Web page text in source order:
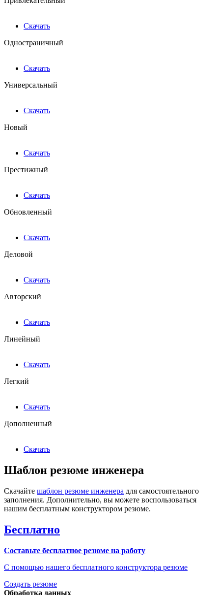
Скачать
Одностраничный
Скачать
Универсальный
Скачать
Новый
Скачать
Престижный
Скачать
Обновленный
Скачать
Деловой
Скачать
Авторский
Скачать
Линейный
Скачать
Легкий
Скачать
Дополненный
Скачать
Шаблон резюме инженера
Скачайте шаблон резюме инженера для самостоятельного
заполнения. Дополнительно, вы можете воспользоваться
нашим бесплатным конструктором резюме.
Бесплатно
Составьте бесплатное резюме на работу
С помощью нашего бесплатного конструктора резюме
Создать резюме
Обработка данных